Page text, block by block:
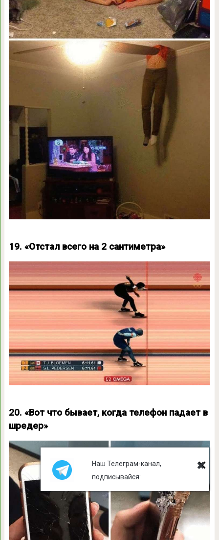
19. «Отстал всего на 2 сантиметра»
20. «Вот что бывает, когда телефон падает в
шредер»
Наш Телеграм-канал,
подписывайся: